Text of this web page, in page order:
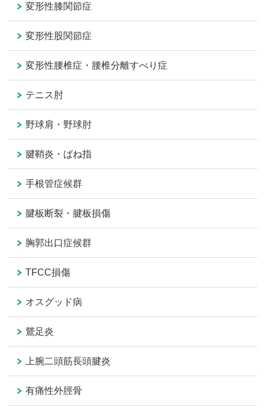
変形性膝関節症
変形性股関節症
変形性腰椎症・腰椎分離すべり症
テニス肘
野球肩・野球肘
腱鞘炎・ばね指
手根管症候群
腱板断裂・腱板損傷
胸郭出口症候群
TFCC損傷
オスグッド病
鵞足炎
上腕二頭筋長頭腱炎
有痛性外脛骨